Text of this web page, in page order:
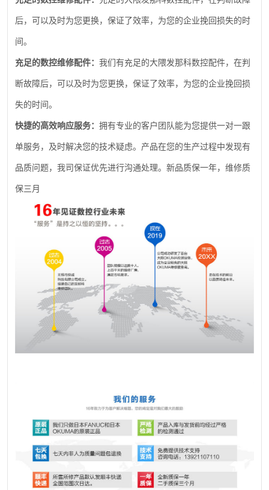
后，可以及时为您更换，保证了效率，为您的企业挽回损失的时
间。
充足的数控维修配件： 我们有充足的大隈发那科数控配件，在判
断故障后，可以及时为您更换，保证了效率，为您的企业挽回损
失的时间。
快捷的高效响应服务： 拥有专业的客户团队能为您提供一对一跟
单服务，及时解决您的技术疑虑。产品在您的生产过程中发现有
品质问题，我司保证优先进行沟通处理。新品质保一年，维修质
保三月